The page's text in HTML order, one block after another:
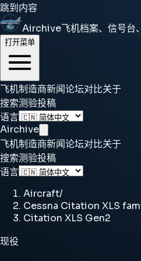
跳到内容
Airchive飞机档案、信号台
打开菜单
飞机制造商新闻论坛对比关于
搜索测验投稿
语言
Airchive
飞机制造商新闻论坛对比关于
搜索测验投稿
语言
Aircraft/
Cessna Citation XLS
Citation XLS Gen2
现役